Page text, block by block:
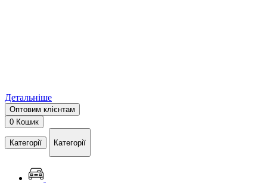
Детальніше
Оптовим клієнтам
0 Кошик
Категорії Категорії